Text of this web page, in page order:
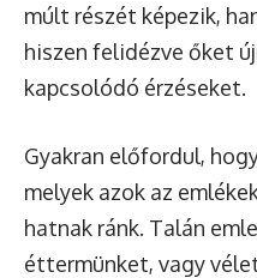
múlt részét képezik,
hiszen felidézve őket
kapcsolódó érzéseket.
Gyakran előfordul,
melyek azok az
hatnak ránk. Talán
éttermünket, vagy